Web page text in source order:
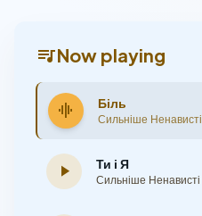
queue_musicNow playing
graphic_eq Біль
Сильніше Ненависті
play_arrow Ти і Я
Сильніше Ненависті